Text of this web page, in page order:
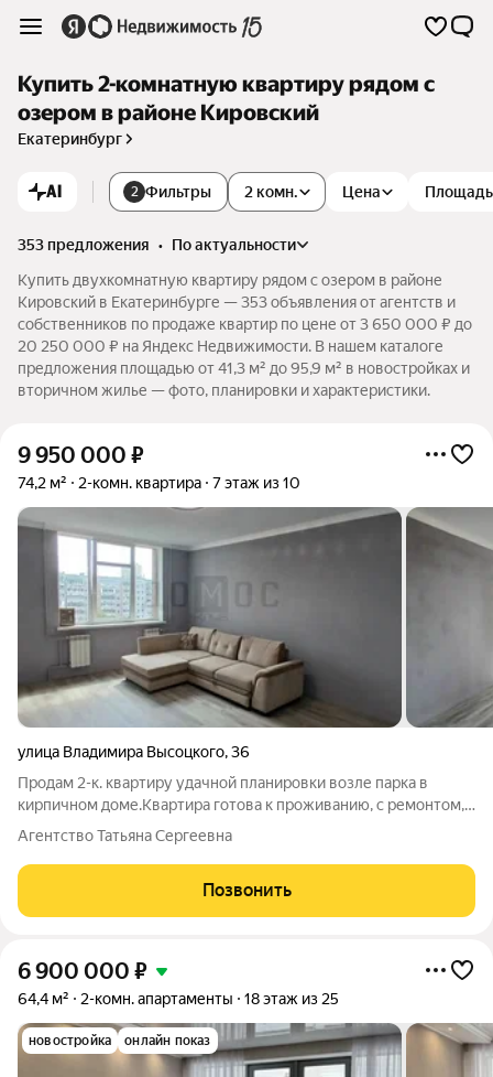
Купить 2-комнатную квартиру рядом с
озером в районе Кировский
Екатеринбург
AI 2 Фильтры 2 комн. Цена Площадь
353 предложения •
по актуальности
Купить двухкомнатную квартиру рядом с озером в районе
Кировский в Екатеринбурге — 353 объявления от агентств и
собственников по продаже квартир по цене от 3 650 000 ₽ до
20 250 000 ₽ на Яндекс Недвижимости. В нашем каталоге
предложения площадью от 41,3 м² до 95,9 м² в новостройках и
вторичном жилье — фото, планировки и характеристики.
9 950 000 ₽
74,2 м² 2-комн. квартира 7 этаж из 10
улица Владимира Высоцкого,36
Продам 2-к. квартиpу удачной планировки возле парка в
кирпичном доме.Квартира готова к проживанию, с ремонтом,
чистая светлая.Просторная куxня, 2 комнaты правильной
формы, гардировная в прихожей, 2 с/у, вместительная лоджия.
Кирпичный дом, хорошая
Агентство Татьяна Сергеевна
Позвонить
6 900 000 ₽
64,4 м² 2-комн. апартаменты 18 этаж из 25
новостройка онлайн показ